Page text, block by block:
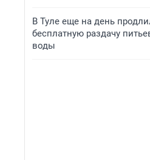
В Туле еще на день
бесплатную раздачу
воды